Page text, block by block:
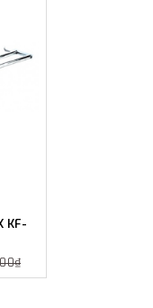
theo yêu cầu.
KF-